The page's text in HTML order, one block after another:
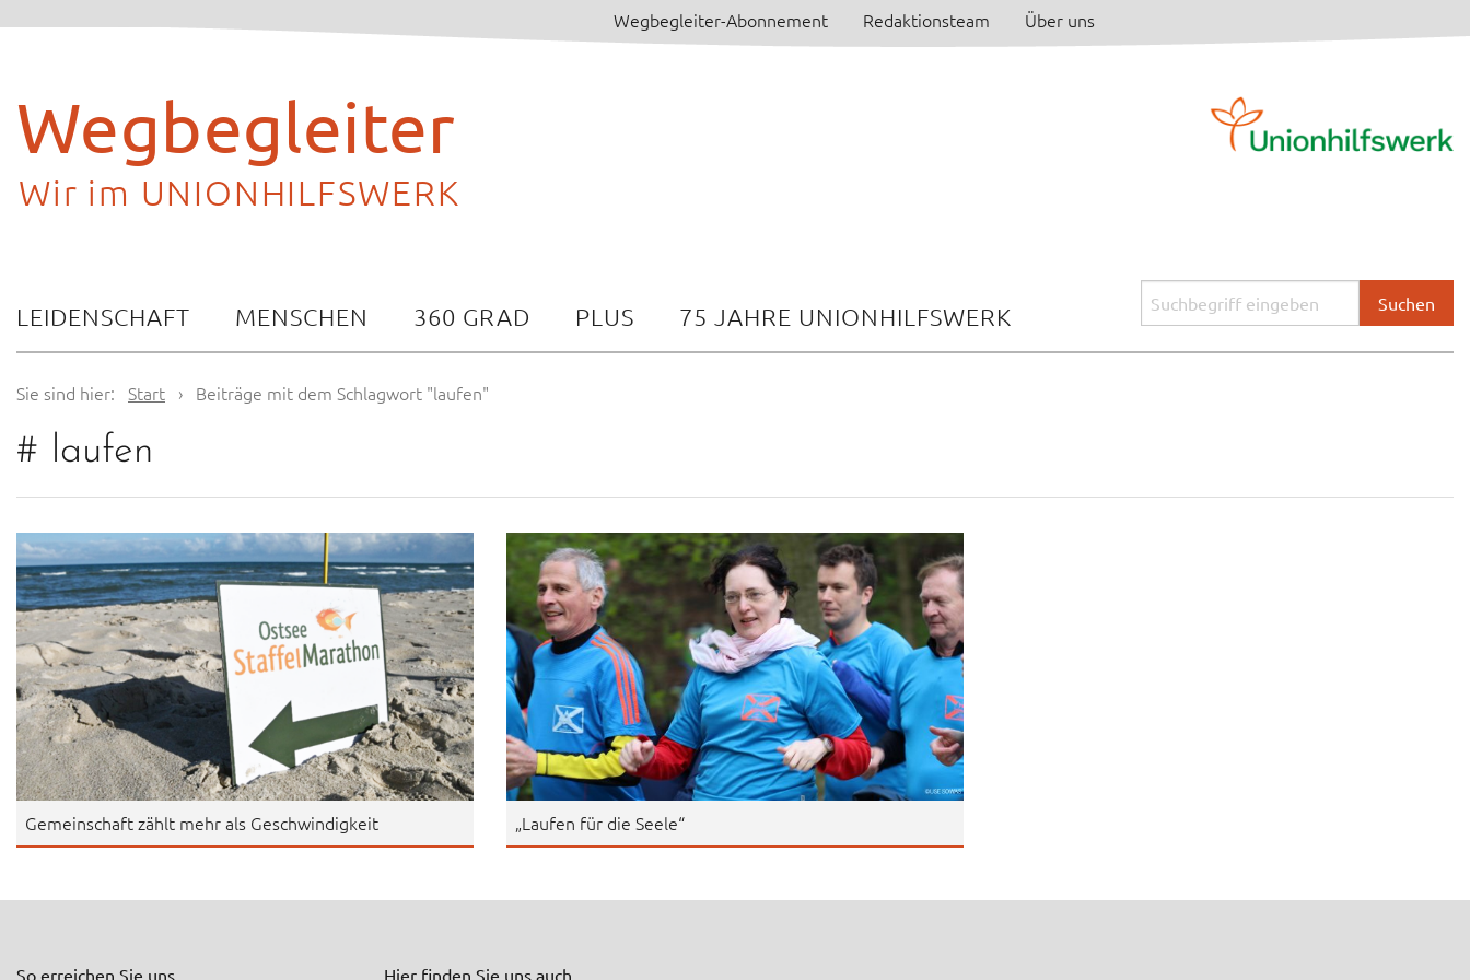
Wegbegleiter-Abonnement Redaktionsteam Über uns
Wegbegleiter
Wir im UNIONHILFSWERK
LEIDENSCHAFT MENSCHEN 360 GRAD PLUS 75 JAHRE UNIONHILFSWERK
Sie sind hier: Start › Beiträge mit dem Schlagwort "laufen"
# laufen
Gemeinschaft zählt mehr als Geschwindigkeit „Laufen für die Seele“
So erreichen Sie uns Hier finden Sie uns auch